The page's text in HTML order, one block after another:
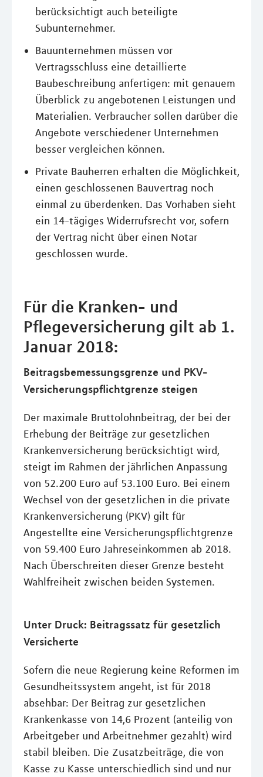
berücksichtigt auch beteiligte
Subunternehmer.
Bauunternehmen müssen vor
Vertragsschluss eine detaillierte
Baubeschreibung anfertigen: mit genauem
Überblick zu angebotenen Leistungen und
Materialien. Verbraucher sollen darüber die
Angebote verschiedener Unternehmen
besser vergleichen können.
Private Bauherren erhalten die Möglichkeit,
einen geschlossenen Bauvertrag noch
einmal zu überdenken. Das Vorhaben sieht
ein 14-tägiges Widerrufsrecht vor, sofern
der Vertrag nicht über einen Notar
geschlossen wurde.
Für die Kranken- und
Pflegeversicherung gilt ab 1.
Januar 2018:
Beitragsbemessungsgrenze und PKV-
Versicherungspflichtgrenze steigen
Der maximale Bruttolohnbeitrag, der bei der
Erhebung der Beiträge zur gesetzlichen
Krankenversicherung berücksichtigt wird,
steigt im Rahmen der jährlichen Anpassung
von 52.200 Euro auf 53.100 Euro. Bei einem
Wechsel von der gesetzlichen in die private
Krankenversicherung (PKV) gilt für
Angestellte eine Versicherungspflichtgrenze
von 59.400 Euro Jahreseinkommen ab 2018.
Nach Überschreiten dieser Grenze besteht
Wahlfreiheit zwischen beiden Systemen.
Unter Druck: Beitragssatz für gesetzlich
Versicherte
Sofern die neue Regierung keine Reformen im
Gesundheitssystem angeht, ist für 2018
absehbar: Der Beitrag zur gesetzlichen
Krankenkasse von 14,6 Prozent (anteilig von
Arbeitgeber und Arbeitnehmer gezahlt) wird
stabil bleiben. Die Zusatzbeiträge, die von
Kasse zu Kasse unterschiedlich sind und nur